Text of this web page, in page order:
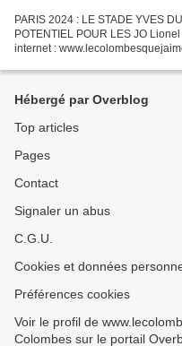
PARIS 2024 : LE STADE YVES
POTENTIEL POUR LES JO
internet :
Hébergé par Overblog
Top articles
Pages
Contact
Signaler un abus
C.G.U.
Cookies et données
Préférences cookies
Voir le profil de
Colombes sur le portail